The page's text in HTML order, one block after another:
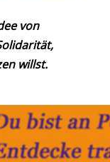
von
willst.